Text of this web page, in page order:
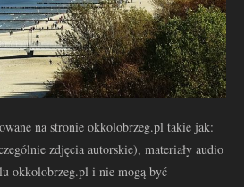
na stronie okkolobrzeg.pl takie jak:
zdjęcia autorskie), materiały audio
okkolobrzeg.pl i nie mogą być